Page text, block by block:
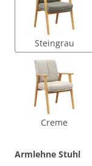
Steingrau
Creme
Armlehne Stuhl